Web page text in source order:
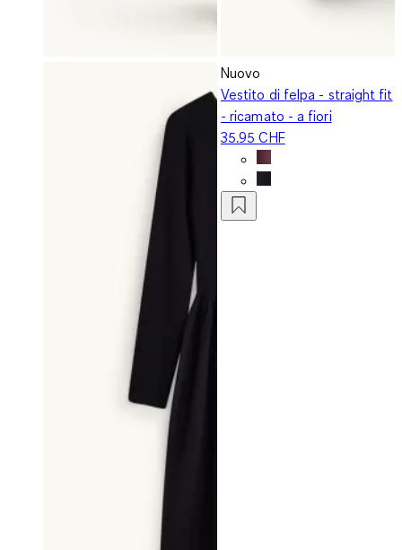
Nuovo
Vestito di felpa - straight fit
- ricamato - a fiori
35.95 CHF